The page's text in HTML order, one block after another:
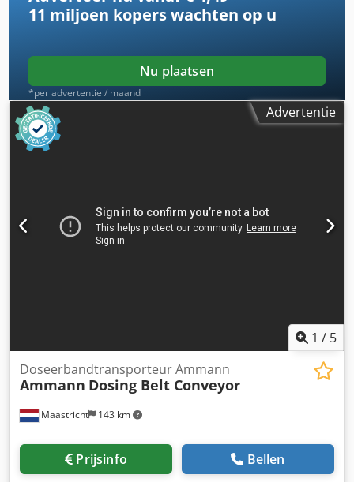
11 miljoen koperswachten op u
Nu plaatsen
*per advertentie / maand
Advertentie
1 / 5
Maastricht 143 km
Doseerbandtransporteur Ammann
Ammann Dosing Belt Conveyor
Prijsinfo Bellen